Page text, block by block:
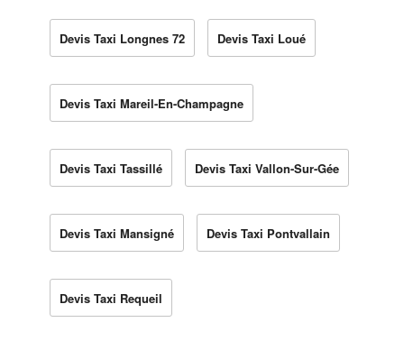
Devis Taxi Longnes 72 Devis Taxi Loué
Devis Taxi Mareil-En-Champagne
Devis Taxi Tassillé Devis Taxi Vallon-Sur-Gée
Devis Taxi Mansigné Devis Taxi Pontvallain
Devis Taxi Requeil